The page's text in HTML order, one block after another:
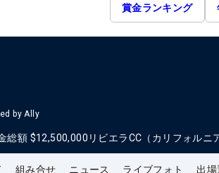
賞金ランキング
by Ally
総額 $12,500,000 リビエラCC（カリフォルニ
組み合せ ニュース ライブフォト 出場